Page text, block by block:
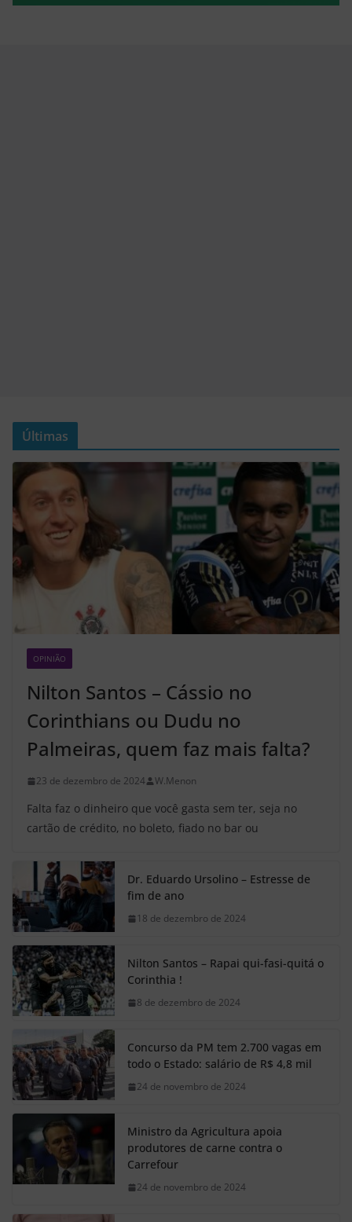
Últimas
OPINIÃO
Nilton Santos – Cássio no
Corinthians ou Dudu no
Palmeiras, quem faz mais falta?
23 de dezembro de 2024 W.Menon
Falta faz o dinheiro que você gasta sem ter, seja no
cartão de crédito, no boleto, fiado no bar ou
Dr. Eduardo Ursolino – Estresse de
fim de ano
18 de dezembro de 2024
Nilton Santos – Rapai qui-fasi-quitá o
Corinthia !
8 de dezembro de 2024
Concurso da PM tem 2.700 vagas em
todo o Estado: salário de R$ 4,8 mil
24 de novembro de 2024
Ministro da Agricultura apoia
produtores de carne contra o
Carrefour
24 de novembro de 2024